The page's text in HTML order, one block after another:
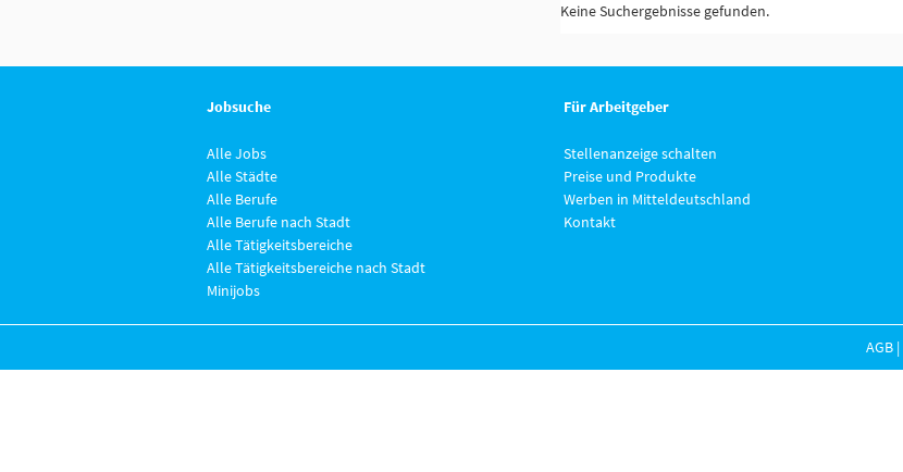
Keine Suchergebnisse gefunden.
Jobsuche
Alle Jobs
Alle Städte
Alle Berufe
Alle Berufe nach Stadt
Alle Tätigkeitsbereiche
Alle Tätigkeitsbereiche nach Stadt
Minijobs
Für Arbeitgeber
Stellenanzeige schalten
Preise und Produkte
Werben in Mitteldeutschland
Kontakt
AGB |